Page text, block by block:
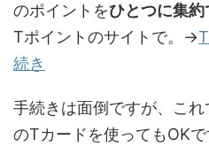
のポイントをひとつに集約
Tポイントのサイトで。→
続き
手続きは面倒ですが、こ
のTカードを使ってもOKで